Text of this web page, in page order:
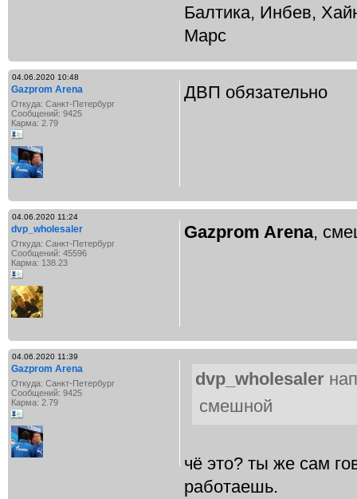
Балтика, Инбев,
Марс
04.06.2020 10:48
Gazprom Arena
Откуда: Санкт-Петербург
Сообщений: 9425
Карма: 2.79
ДВП обязательно
04.06.2020 11:24
dvp_wholesaler
Откуда: Санкт-Петербург
Сообщений: 45596
Карма: 138.23
Gazprom Arena,
04.06.2020 11:39
Gazprom Arena
Откуда: Санкт-Петербург
Сообщений: 9425
Карма: 2.79
dvp_wholesaler
смешной
чё это? ты же сам
работаешь.